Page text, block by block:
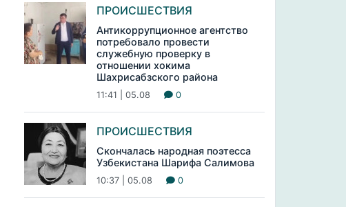
ПРОИСШЕСТВИЯ
Антикоррупционное агентство
потребовало провести
служебную проверку в
отношении хокима
Шахрисабзского района
11:41 | 05.08 0
ПРОИСШЕСТВИЯ
Скончалась народная поэтесса
Узбекистана Шарифа Салимова
10:37 | 05.08 0